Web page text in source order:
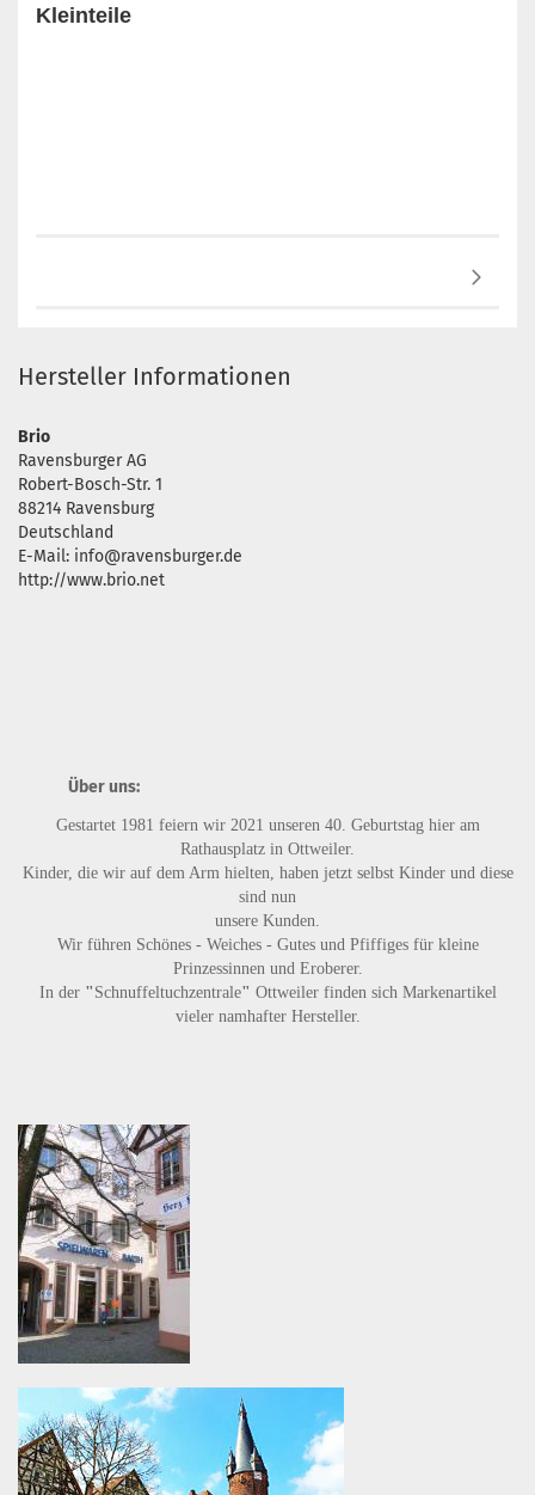
Kleinteile
Hersteller Informationen
Brio
Ravensburger AG
Robert-Bosch-Str. 1
88214 Ravensburg
Deutschland
E-Mail: info@ravensburger.de
http://www.brio.net
Über uns:
Gestartet 1981 feiern wir 2021 unseren 40. Geburtstag hier am
Rathausplatz in Ottweiler.
Kinder, die wir auf dem Arm hielten, haben jetzt selbst Kinder und diese
sind nun
unsere Kunden.
Wir führen Schönes - Weiches - Gutes und Pfiffigesfür kleine
Prinzessinnen und Eroberer.
In der " Schnuffeltuchzentrale" Ottweiler finden sich Markenartikel
vieler namhafter Hersteller.